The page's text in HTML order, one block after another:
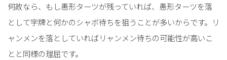
何故なら、もし愚形ターツが残っていれば、愚形ターツを落
として字牌と何かのシャボ待ちを狙うことが多いからです。リ
ャンメンを落としていればリャンメン待ちの可能性が高いこ
とと同様の理屈です。